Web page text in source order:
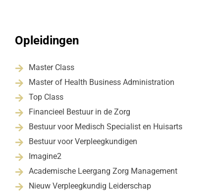
Opleidingen
 Master Class
 Master of Health Business Administration
 Top Class
 Financieel Bestuur in de Zorg
 Bestuur voor Medisch Specialist en Huisarts
 Bestuur voor Verpleegkundigen
 Imagine2
 Academische Leergang Zorg Management
 Nieuw Verpleegkundig Leiderschap